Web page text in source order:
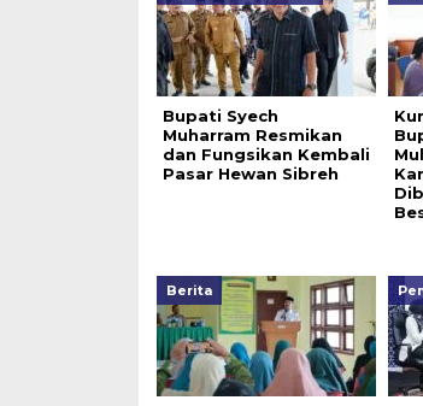
Bupati Syech
Muharram Resmikan
dan Fungsikan Kembali
Pasar Hewan Sibreh
Berita